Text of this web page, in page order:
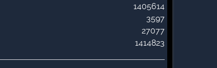
1405614
3597
27077
1414823